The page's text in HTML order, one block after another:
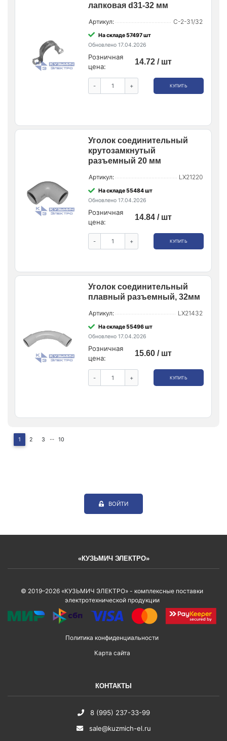
лапковая d31-32 мм
Артикул: С-2-31/32
На складе 57497 шт
Обновлено 17.04.2026
Розничная
цена:
14.72 / шт
- + КУПИТЬ
Уголок соединительный
крутозамкнутый
разъемный 20 мм
Артикул: LX21220
На складе 55484 шт
Обновлено 17.04.2026
Розничная
цена:
14.84 / шт
- + КУПИТЬ
Уголок соединительный
плавный разъемный, 32мм
Артикул: LX21432
На складе 55496 шт
Обновлено 17.04.2026
Розничная
цена:
15.60 / шт
- + КУПИТЬ
1 2 3 ... 10
ВОЙТИ
«КУЗЬМИЧ ЭЛЕКТРО»
© 2019–2026 «КУЗЬМИЧ ЭЛЕКТРО» - комплексные поставки
электротехнической продукции
Политика конфиденциальности
Карта сайта
КОНТАКТЫ
8 (995) 237-33-99
sale@kuzmich-el.ru